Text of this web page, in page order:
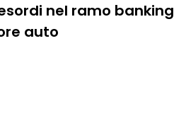
nel ramo banking
auto